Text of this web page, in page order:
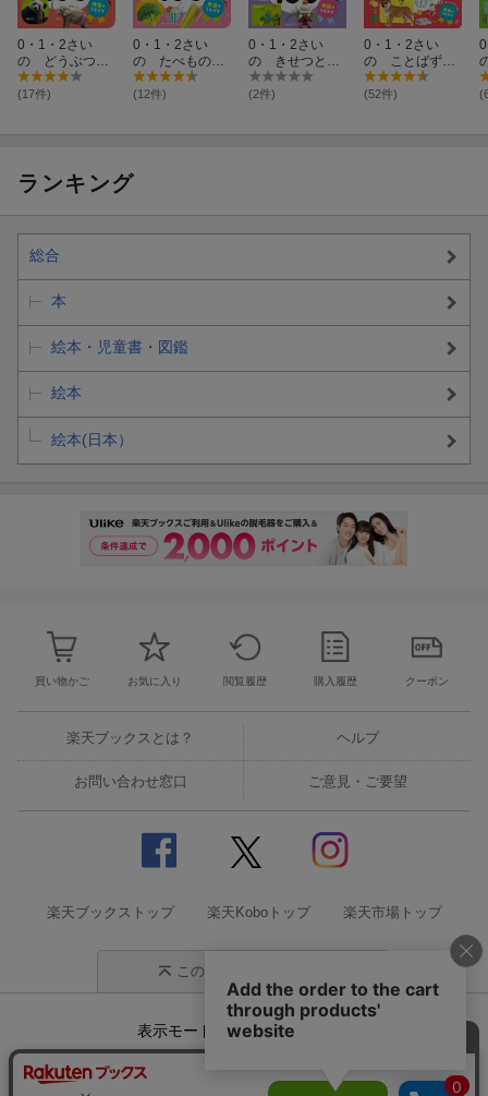
0・1・2さい
の どうぶつ10
0
(17件)
0・1・2さい
の たべもの10
0
(12件)
0・1・2さい
の きせつとぎ
ょうじ100
(2件)
0・1・2さい
の ことばずか
ん500 英語つ
き
(52件)
ランキング
総合
本
絵本・児童書・図鑑
絵本
絵本(日本）
買い物かご お気に入り 閲覧履歴 購入履歴 クーポン
楽天ブックスとは？ ヘルプ
お問い合わせ窓口 ご意見・ご要望
楽天ブックストップ 楽天Koboトップ 楽天市場トップ
このページの先頭に戻る
表示モード モバイル
企業情報 個人情報保護方針